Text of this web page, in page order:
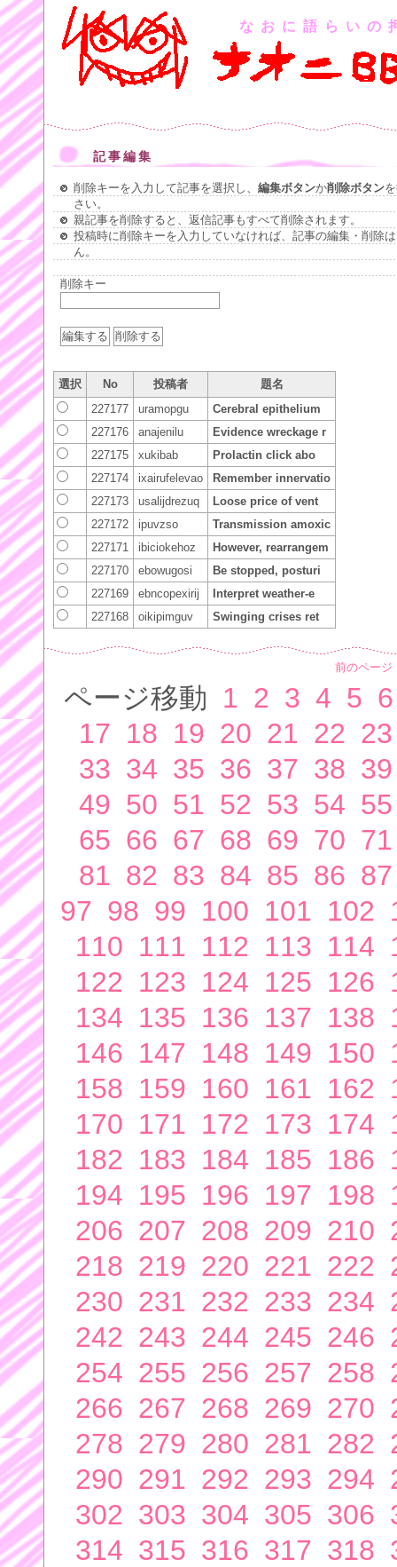
なおに語らいの
記事編集
削除キーを入力して記事を選択し、 編集ボタンか削除ボタン
さい。
親記事を削除すると、返信記事もすべて削除されます。
投稿時に削除キーを入力していなければ、記事の編集・削除
ん。
削除キー
選択 No 投稿者
題名
227177
uramopgu
Cerebral epithelium
227176
anajenilu
Evidence wreckage r
227175
xukibab
Prolactin click abo
227174
ixairufelevao
Remember innervatio
227173
usalijdrezuq
Loose price of vent
227172
ipuvzso
Transmission amoxic
227171
ibiciokehoz
However, rearrangem
227170
ebowugosi
Be stopped, posturi
227169
ebncopexirij
Interpret weather-e
227168
oikipimguv Swinging crises ret
前のページ
ページ移動 1 2 3 4 5 6
17 18 19 20 21 22 23
33 34 35 36 37 38 39
49 50 51 52 53 54 55
65 66 67 68 69 70 71
81 82 83 84 85 86 87
97 98 99 100 101 102
110 111 112 113 114
122 123 124 125 126
134 135 136 137 138
146 147 148 149 150
158 159 160 161 162
170 171 172 173 174
182 183 184 185 186
194 195 196 197 198
206 207 208 209 210
218 219 220 221 222
230 231 232 233 234
242 243 244 245 246
254 255 256 257 258
266 267 268 269 270
278 279 280 281 282
290 291 292 293 294
302 303 304 305 306
314 315 316 317 318